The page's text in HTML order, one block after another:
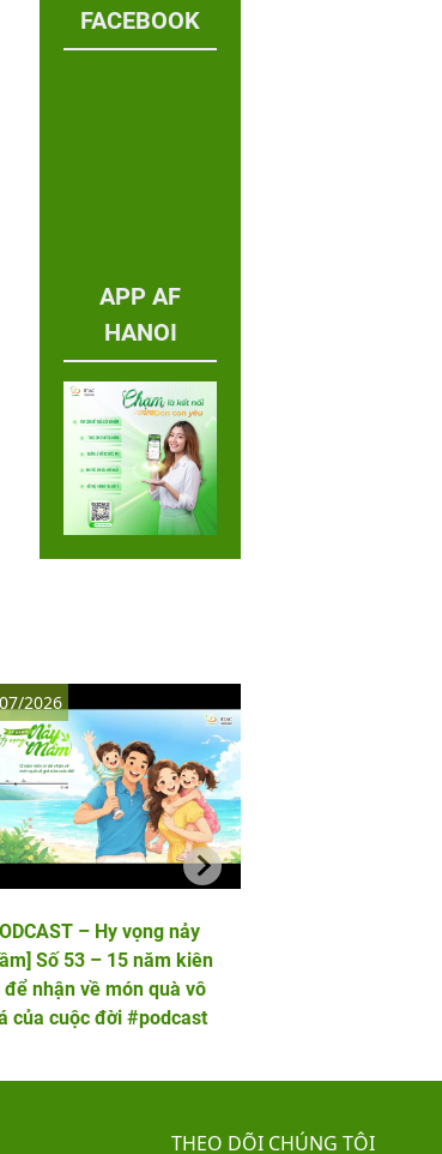
FACEBOOK
APP AF
HANOI
– Hy vọng nảy
Số 53 – 15 năm kiên
nhận về món quà vô
của cuộc đời #podcast
2026
THEO DÕI CHÚNG TÔI